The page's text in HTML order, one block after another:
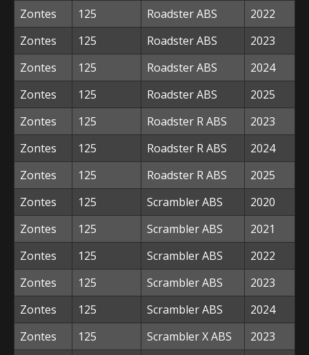
Zontes
125 Roadster ABS
2022
Zontes
125 Roadster ABS
2023
Zontes
125 Roadster ABS
2024
Zontes
125 Roadster ABS
2025
Zontes
125 Roadster R ABS
2023
Zontes
125 Roadster R ABS
2024
Zontes
125 Roadster R ABS
2025
Zontes
125 Scrambler ABS
2020
Zontes
125 Scrambler ABS
2021
Zontes
125 Scrambler ABS
2022
Zontes
125 Scrambler ABS
2023
Zontes
125 Scrambler ABS
2024
Zontes
125 Scrambler X ABS
2023